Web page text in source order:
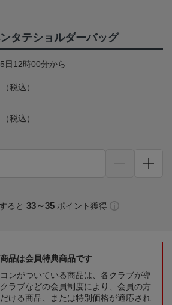
タテショルダーバッグ
日12時00分から
（税込）
（税込）
ると 33～35 ポイント獲得
品は会員特典商品です
コンがついている商品は、各クラブが導
ラブなどの会員制度により、会員の方
ける商品、または特別価格が適応され